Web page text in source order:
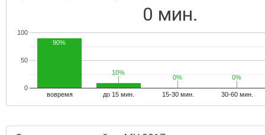
0 мин.
вовремя до 15 мин. 15-30 мин. 30-60 мин.
0
50
100
90%
10%
10%
0%
0% 0%
0%